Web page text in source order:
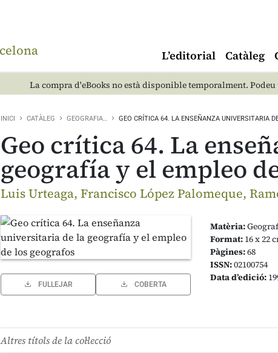
L’editorial Catàleg
La compra d'eBooks no està disponible temporalment.
INICI CATÀLEG GEOGRAFIA… GEO CRÍTICA 64. LA ENSEÑANZA UNIVERSITARIA
Geo crítica 64. La
geografía y el empleo
Luis Urteaga, Francisco López Palomeque,
FULLEJAR COBERTA
Matèria:
Format: 16 x 22
Pàgines:68
ISSN:02100754
Data d’edició:
Altres títols de la col·lecció